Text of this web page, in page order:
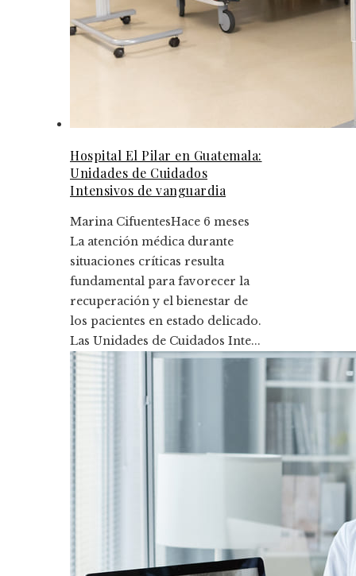
Hospital El Pilar en Guatemala:
Unidades de Cuidados
Intensivos de vanguardia
Marina CifuentesHace 6 meses
La atención médica durante
situaciones críticas resulta
fundamental para favorecer la
recuperación y el bienestar de
los pacientes en estado delicado.
Las Unidades de Cuidados Inte...